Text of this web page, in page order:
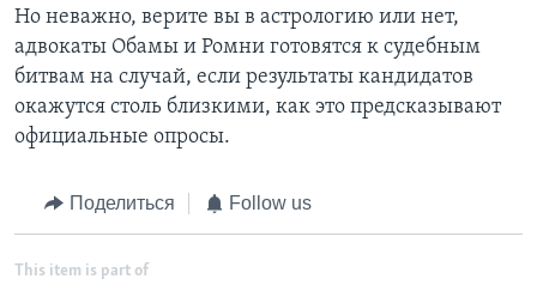
Но неважно, верите вы в астрологию или нет,
адвокаты Обамы и Ромни готовятся к судебным
битвам на случай, если результаты кандидатов
окажутся столь близкими, как это предсказывают
официальные опросы.
Поделиться Follow us
This item is part of